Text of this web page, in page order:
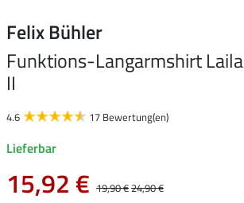
Felix Bühler
Funktions-Langarmshirt Laila
II
4.6 17 Bewertung(en)
Lieferbar
15,92 € 19,90 €24,90 €